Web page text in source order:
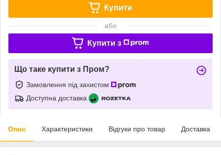
Купити
або
Купити з
Що таке купити з Пром?
Замовлення під захистом
Доступна доставка
Опис Характеристики Відгуки про товар Доставка